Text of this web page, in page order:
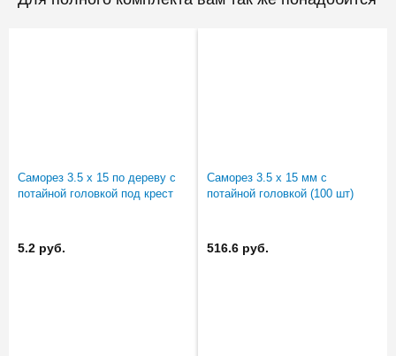
Саморез 3.5 х 15 по дереву с
потайной головкой под крест
5.2 руб.
Саморез 3.5 х 15 мм с
потайной головкой (100 шт)
516.6 руб.